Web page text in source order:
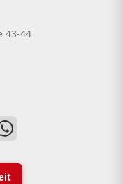
43-44